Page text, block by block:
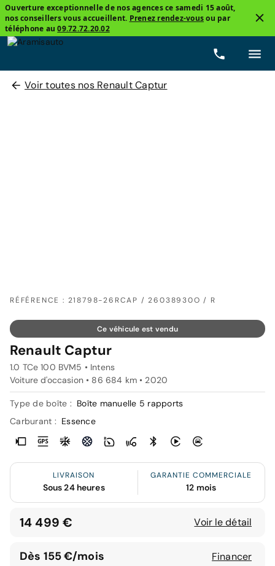
Ouverture exceptionnelle de nos agences ce samedi 15 août,
nos conseillers vous accueillent. Prenez rendez-vousou par
téléphone au09.72.72.20.02
Voir toutes nos Renault Captur
RÉFÉRENCE : 218798-26RCAP / 26038930O / R
Ce véhicule est vendu
Renault Captur
1.0 TCe 100 BVM5 • Intens
Voiture d'occasion • 86 684 km • 2020
Type de boîte : Boîte manuelle 5 rapports
Carburant : Essence
LIVRAISON
Sous 24 heures
GARANTIE COMMERCIALE
12 mois
14 499 € Voir le détail
Dès 155 €/mois Financer